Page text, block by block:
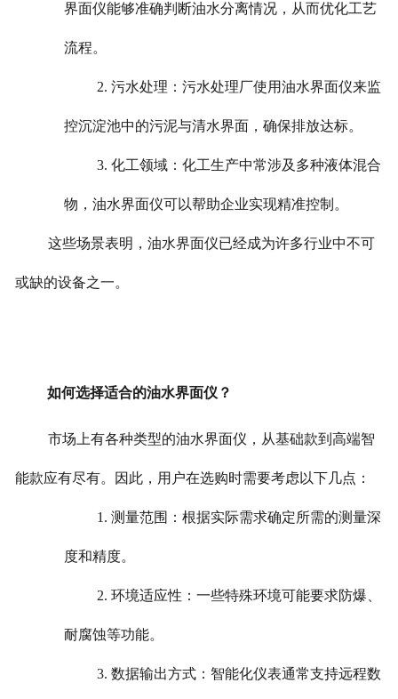
界面仪能够准确判断油水分离情况，从而优化工艺
流程。
2. 污水处理：污水处理厂使用油水界面仪来监
控沉淀池中的污泥与清水界面，确保排放达标。
3. 化工领域：化工生产中常涉及多种液体混合
物，油水界面仪可以帮助企业实现精准控制。
这些场景表明，油水界面仪已经成为许多行业中不可
或缺的设备之一。
如何选择适合的油水界面仪？
市场上有各种类型的油水界面仪，从基础款到高端智
能款应有尽有。因此，用户在选购时需要考虑以下几点：
1. 测量范围：根据实际需求确定所需的测量深
度和精度。
2. 环境适应性：一些特殊环境可能要求防爆、
耐腐蚀等功能。
3. 数据输出方式：智能化仪表通常支持远程数